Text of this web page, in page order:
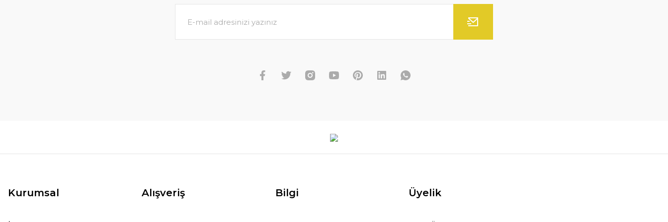
Kurumsal Alışveriş Bilgi Üyelik